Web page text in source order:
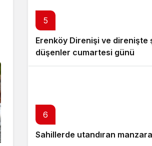
5
Erenköy Direnişi ve direnişte
düşenler cumartesi günü
düzenlenecek törenle
6
Sahillerde utandıran